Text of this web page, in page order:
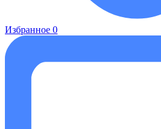
Избранное 0